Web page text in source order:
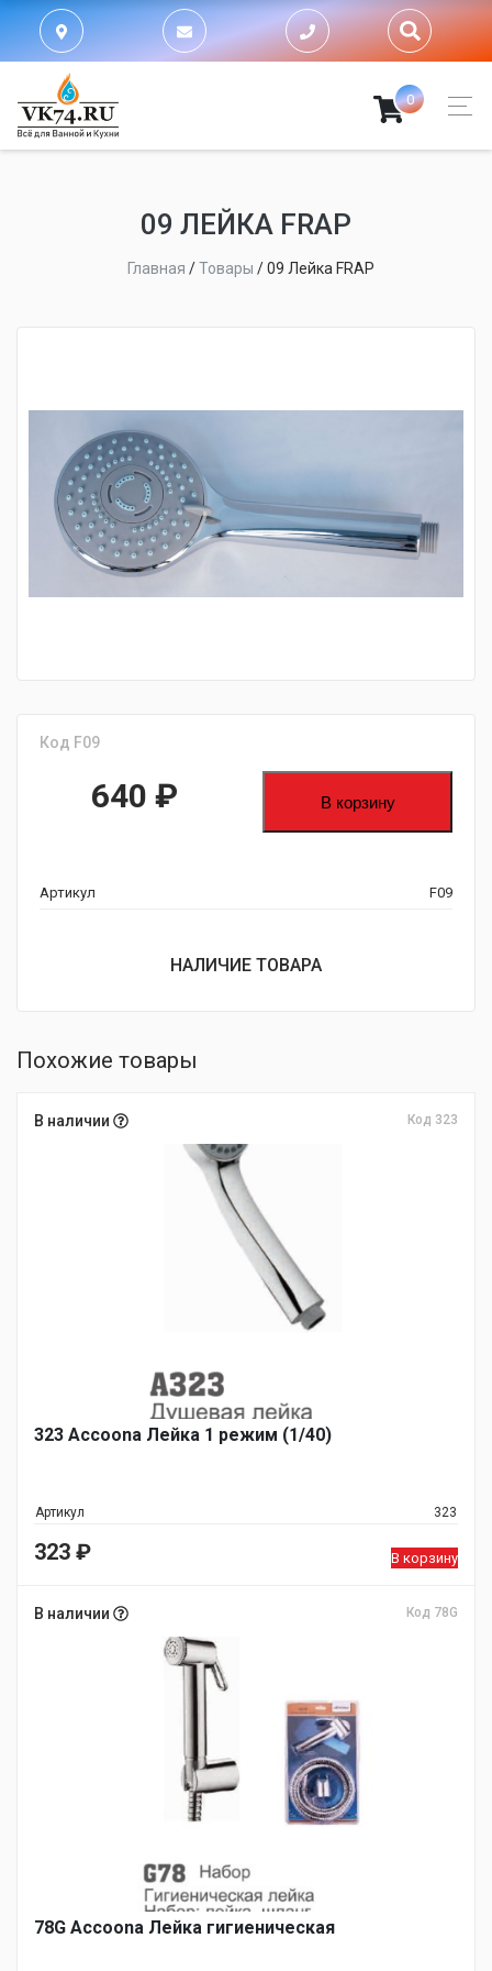
0
09 ЛЕЙКА FRAP
Главная /Товары /09 Лейка FRAP
Код F09
640 ₽ В корзину
Артикул F09
НАЛИЧИЕ ТОВАРА
Похожие товары
В наличии Код 323
323 Accoona Лейка 1 режим (1/40)
Артикул 323
323 ₽ В корзину
В наличии Код 78G
78G Accoona Лейка гигиеническая